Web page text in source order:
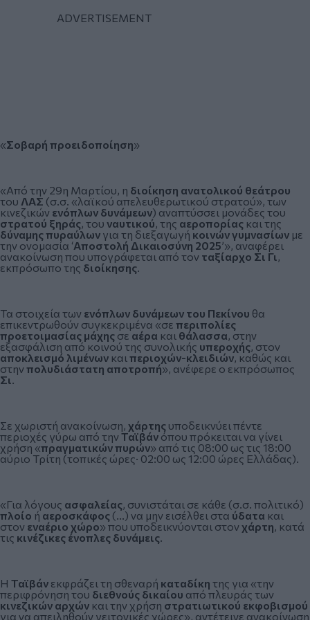
«Σοβαρή προειδοποίηση»
«Από την 29η Μαρτίου, η διοίκηση ανατολικού θεάτρου
του ΛΑΣ (σ.σ. «λαϊκού απελευθερωτικού στρατού», των
κινεζικών ενόπλων δυνάμεων) αναπτύσσει μονάδες του
στρατού ξηράς, του ναυτικού, της αεροπορίας και της
δύναμης πυραύλων για τη διεξαγωγή κοινών γυμνασίων με
την ονομασία ‘Αποστολή Δικαιοσύνη 2025’», αναφέρει
ανακοίνωση που υπογράφεται από τον ταξίαρχο Σι Γι,
εκπρόσωπο της διοίκησης.
Τα στοιχεία των ενόπλων δυνάμεων του Πεκίνου θα
επικεντρωθούν συγκεκριμένα «σε περιπολίες
προετοιμασίας μάχης σε αέρα και θάλασσα, στην
εξασφάλιση από κοινού της συνολικής υπεροχής, στον
αποκλεισμό λιμένων και περιοχών-κλειδιών, καθώς και
στην πολυδιάστατη αποτροπή», ανέφερε ο εκπρόσωπος
Σι.
Σε χωριστή ανακοίνωση, χάρτης υποδεικνύει πέντε
περιοχές γύρω από την Ταϊβάν όπου πρόκειται να γίνει
χρήση «πραγματικών πυρών» από τις 08:00 ως τις 18:00
αύριο Τρίτη (τοπικές ώρες· 02:00 ως 12:00 ώρες Ελλάδας).
«Για λόγους ασφαλείας, συνιστάται σε κάθε (σ.σ. πολιτικό)
πλοίο ή αεροσκάφος (...) να μην εισέλθει στα ύδατα και
στον εναέριο χώρο» που υποδεικνύονται στον χάρτη, κατά
τις κινέζικες ένοπλες δυνάμεις.
Η Ταϊβάν εκφράζει τη σθεναρή καταδίκη της για «την
περιφρόνηση του διεθνούς δικαίου από πλευράς των
κινεζικών αρχών και την χρήση στρατιωτικού εκφοβισμού
για να απειληθούν γειτονικές χώρες», αντέτεινε ανακοίνωση